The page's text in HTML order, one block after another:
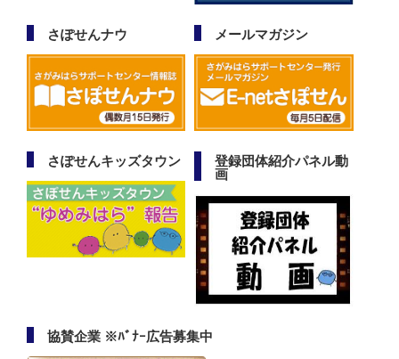
さぽせんナウ メールマガジン
さぽせんキッズタウン
登録団体紹介パネル動
画
協賛企業 ※ﾊﾞﾅｰ広告募集中